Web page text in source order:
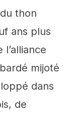
thon
ans plus
mijoté
dans
de